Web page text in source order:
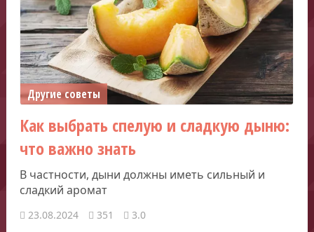
Другие советы
Как выбрать спелую и сладкую дыню:
что важно знать
В частности, дыни должны иметь сильный и
сладкий аромат
23.08.2024 351 3.0